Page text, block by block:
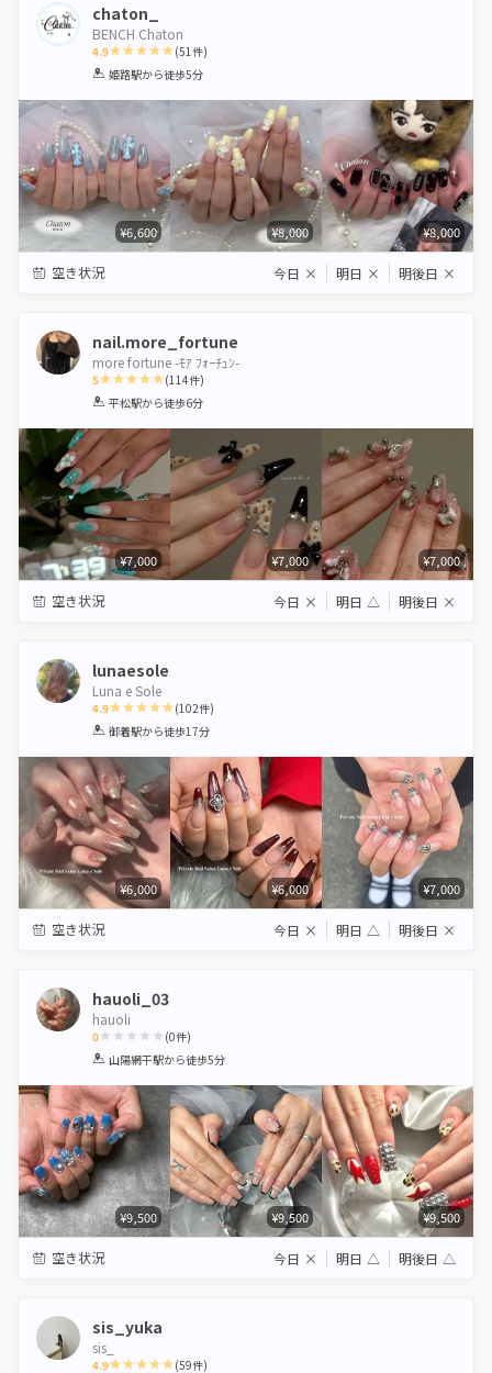
chaton_
BENCH Chaton
4.9
1 2 3 4 5
(51件)
姫路駅から徒歩5分
¥6,600 ¥8,000 ¥8,000
空き状況 今日 × 明日 × 明後日 ×
nail.more_fortune
more fortune -ﾓｱ ﾌｫｰﾁｭﾝ-
5
1 2 3 4 5
(114件)
平松駅から徒歩6分
¥7,000 ¥7,000 ¥7,000
空き状況 今日 × 明日 △ 明後日 ×
lunaesole
Luna e Sole
4.9
1 2 3 4 5
(102件)
御着駅から徒歩17分
¥6,000 ¥6,000 ¥7,000
空き状況 今日 × 明日 △ 明後日 ×
hauoli_03
hauoli
0
1 2 3 4 5
(0件)
山陽網干駅から徒歩5分
¥9,500 ¥9,500 ¥9,500
空き状況 今日 × 明日 △ 明後日 △
sis_yuka
sis_
4.9 (59件)